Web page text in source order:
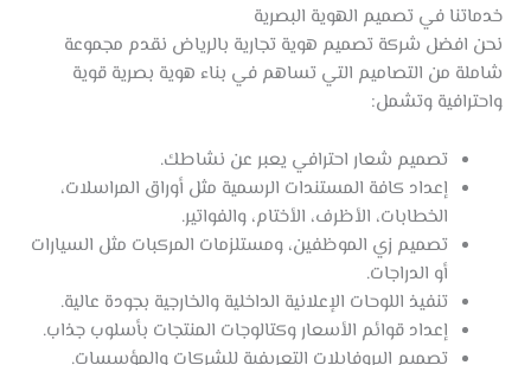
خدماتنا في تصميم الهوية البصرية
نحن افضل شركة تصميم هوية تجارية بالرياض نقدم مجموعة
شاملة من التصاميم التي تساهم في بناء هوية بصرية قوية
واحترافية وتشمل:
تصميم شعار احترافي يعبر عن نشاطك.
إعداد كافة المستندات الرسمية مثل أوراق المراسلات،
الخطابات، الأظرف، الأختام، والفواتير.
تصميم زي الموظفين، ومستلزمات المركبات مثل السيارات
أو الدراجات.
تنفيذ اللوحات الإعلانية الداخلية والخارجية بجودة عالية.
إعداد قوائم الأسعار وكتالوجات المنتجات بأسلوب جذاب.
تصميم البروفايلات التعريفية للشركات والمؤسسات.